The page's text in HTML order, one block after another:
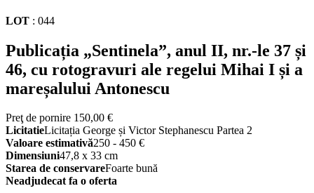
LOT : 044
Publicația „Sentinela”, anul II, nr.-le 37 și
46, cu rotogravuri ale regelui Mihai I și a
mareșalului Antonescu
Preţ de pornire 150,00 €
LicitatieLicitația George și Victor Stephanescu Partea 2
Valoare estimativă250 - 450 €
Dimensiuni47,8 x 33 cm
Starea de conservareFoarte bună
Neadjudecat fa o oferta